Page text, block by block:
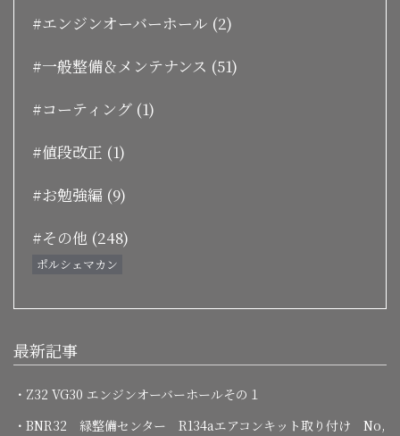
#エンジンオーバーホール (2)
#一般整備＆メンテナンス (51)
#コーティング (1)
#値段改正 (1)
#お勉強編 (9)
#その他 (248)
ポルシェマカン
最新記事
・Z32 VG30 エンジンオーバーホールその１
・BNR32 緑整備センター R134aエアコンキット取り付け No,